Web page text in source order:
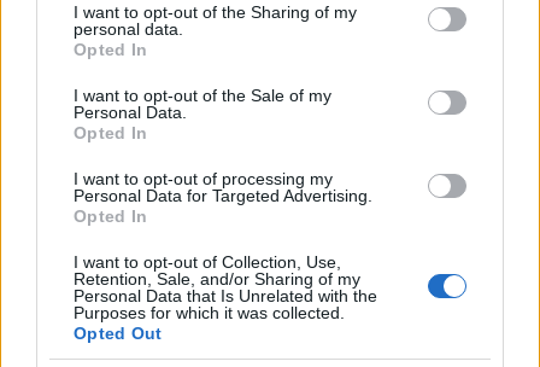
not limited to your visit or usage behaviour. You may click to
grant or deny consent to Google and its third-party tags to
use your data for below specified purposes in below Google
consent section.
I want to opt-out of the Sharing of my
personal data.
Opted In
I want to opt-out of the Sale of my
Personal Data.
Opted In
I want to opt-out of processing my
Personal Data for Targeted Advertising.
Opted In
I want to opt-out of Collection, Use,
Retention, Sale, and/or Sharing of my
Personal Data that Is Unrelated with the
Purposes for which it was collected.
Opted Out